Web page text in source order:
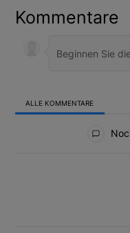
Kommentare
ALLE KOMMENTARE